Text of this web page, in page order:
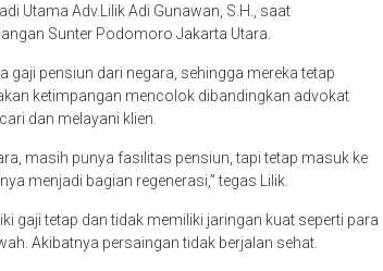
Utama Adv.Lilik Adi Gunawan, S.H., saat
Sunter Podomoro Jakarta Utara.
pensiun dari negara, sehingga mereka tetap
ketimpangan mencolok dibandingkan advokat
dan melayani klien.
masih punya fasilitas pensiun, tapi tetap masuk ke
menjadi bagian regenerasi,” tegas Lilik.
gaji tetap dan tidak memiliki jaringan kuat seperti para
Akibatnya persaingan tidak berjalan sehat.